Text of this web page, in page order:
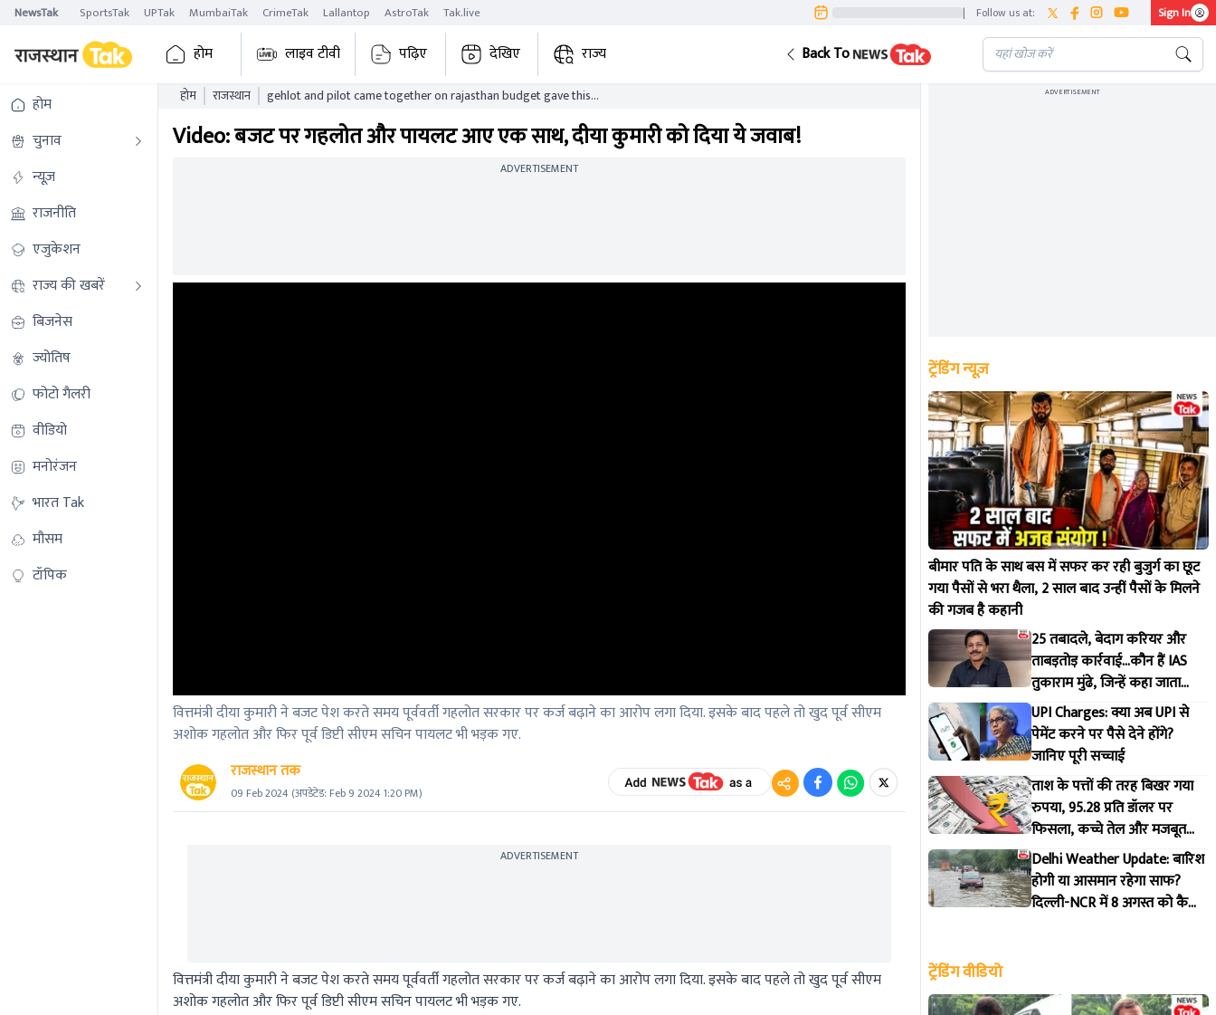
NewsTak SportsTak UPTak MumbaiTak CrimeTak Lallantop AstroTak Tak.live | Follow us at: Sign In
होम लाइव टीवी पढ़िए देखिए राज्य Back To
होम
चुनाव
न्यूज़
राजनीति
एजुकेशन
राज्य की खबरें
बिजनेस
ज्योतिष
फोटो गैलरी
वीडियो
मनोरंजन
भारत Tak
मौसम
टॉपिक
होम राजस्थान
gehlot and pilot came together on rajasthan budget gave this
Video: बजट पर गहलोत और पायलट आए एक साथ, दीया कुमारी को दिया ये जवाब!
ADVERTISEMENT
वित्तमंत्री दीया कुमारी ने बजट पेश करते समय पूर्ववर्ती गहलोत सरकार पर कर्ज बढ़ाने का आरोप लगा दिया. इसके बाद पहले तो खुद पूर्व सीएम
अशोक गहलोत और फिर पूर्व डिप्टी सीएम सचिन पायलट भी भड़क गए.
राजस्थान तक
09 Feb 2024 (अपडेटेड: Feb 9 2024 1:20 PM)
ADVERTISEMENT
वित्तमंत्री दीया कुमारी ने बजट पेश करते समय पूर्ववर्ती गहलोत सरकार पर कर्ज बढ़ाने का आरोप लगा दिया. इसके बाद पहले तो खुद पूर्व सीएम
अशोक गहलोत और फिर पूर्व डिप्टी सीएम सचिन पायलट भी भड़क गए.
ADVERTISEMENT
ट्रेंडिंग न्यूज़
बीमार पति के साथ बस में सफर कर रही बुजुर्ग का छूट
गया पैसों से भरा थैला, 2 साल बाद उन्हीं पैसों के मिलने
की गजब है कहानी
25 तबादले, बेदाग करियर और
ताबड़तोड़ कार्रवाई...कौन हैं IAS
तुकाराम मुंढे, जिन्हें कहा जाता
महाराष्ट्र FDA का 'सिंघम'
UPI Charges: क्या अब UPI से
पेमेंट करने पर पैसे देने होंगे?
जानिए पूरी सच्चाई
ताश के पत्तों की तरह बिखर गया
रुपया, 95.28 प्रति डॉलर पर
फिसला, कच्चे तेल और मजबूत
डॉलर से दबाव, पूरी डिटेल
Delhi Weather Update: बारिश
होगी या आसमान रहेगा साफ?
दिल्ली-NCR में 8 अगस्त को कैसा
ट्रेंडिंग वीडियो